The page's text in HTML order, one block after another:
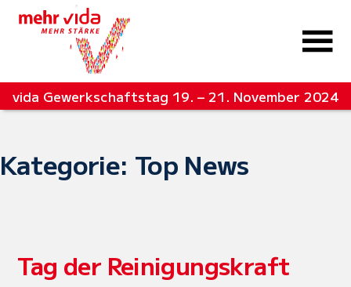
vida Gewerkschaftstag 19. – 21. November 2024
Kategorie: Top News
Tag der Reinigungskraft